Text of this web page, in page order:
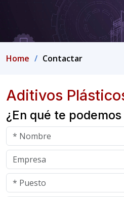
Home Contactar
Aditivos
¿En qué te